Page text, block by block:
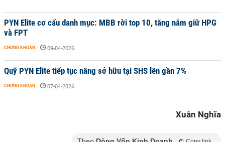
PYN Elite cơ cấu danh mục: MBB rời top 10, tăng nắm giữ HPG
và FPT
CHỨNG KHOÁN - 09-04-2026
Quỹ PYN Elite tiếp tục nâng sở hữu tại SHS lên gần 7%
CHỨNG KHOÁN - 07-04-2026
Xuân Nghĩa